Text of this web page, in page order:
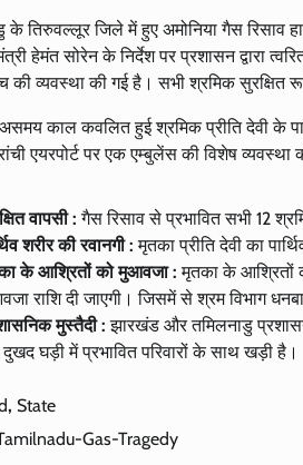
के तिरुवल्लूर जिले में हुए अमोनिया गैस रिसाव
हेमंत सोरेन के निर्देश पर प्रशासन द्वारा
की व्यवस्था की गई है। सभी श्रमिक सुरक्षित
काल कवलित हुई श्रमिक प्रीति देवी के
एयरपोर्ट पर एक एम्बुलेंस की विशेष
वापसी :गैस रिसाव से प्रभावित सभी 12
शरीर की रवानगी : मृतका प्रीति देवी का
के आश्रितों को मुआवजा : मृतका के आश्रितों
राशि दी जाएगी। जिसमें से श्रम विभाग
मुस्तैदी :झारखंड और तमिलनाडु
घड़ी में प्रभावित परिवारों के साथ खड़ी है।
, State
Gas-Tragedy